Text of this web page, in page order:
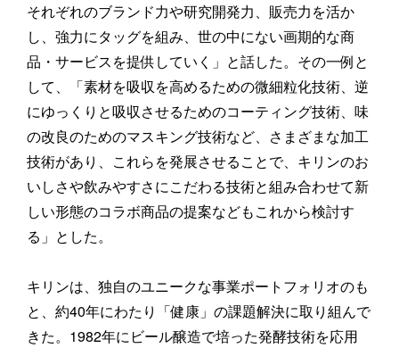
それぞれのブランド力や研究開発力、販売力を活か
し、強力にタッグを組み、世の中にない画期的な商
品・サービスを提供していく」と話した。その一例と
して、「素材を吸収を高めるための微細粒化技術、逆
にゆっくりと吸収させるためのコーティング技術、味
の改良のためのマスキング技術など、さまざまな加工
技術があり、これらを発展させることで、キリンのお
いしさや飲みやすさにこだわる技術と組み合わせて新
しい形態のコラボ商品の提案などもこれから検討す
る」とした。
キリンは、独自のユニークな事業ポートフォリオのも
と、約40年にわたり「健康」の課題解決に取り組んで
きた。1982年にビール醸造で培った発酵技術を応用